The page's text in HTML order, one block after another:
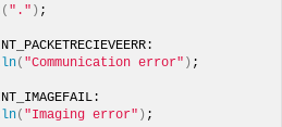
( "." ) ;
( "Communication error" ) ;
( "Imaging error" ) ;